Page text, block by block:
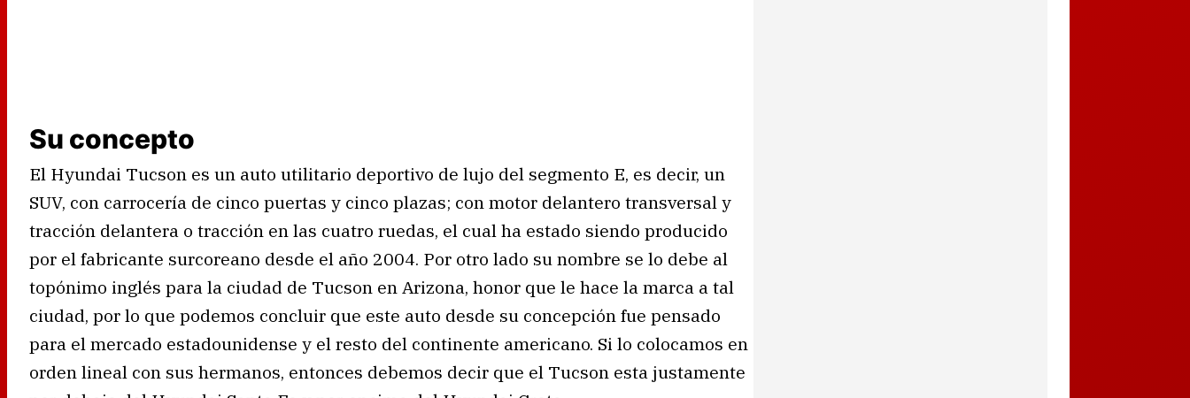
Su concepto
El Hyundai Tucson es un auto utilitario deportivo de lujo del segmento E, es decir, un
SUV, con carrocería de cinco puertas y cinco plazas; con motor delantero transversal y
tracción delantera o tracción en las cuatro ruedas, el cual ha estado siendo producido
por el fabricante surcoreano desde el año 2004. Por otro lado su nombre se lo debe al
topónimo inglés para la ciudad de Tucson en Arizona, honor que le hace la marca a tal
ciudad, por lo que podemos concluir que este auto desde su concepción fue pensado
para el mercado estadounidense y el resto del continente americano. Si lo colocamos en
orden lineal con sus hermanos, entonces debemos decir que el Tucson esta justamente